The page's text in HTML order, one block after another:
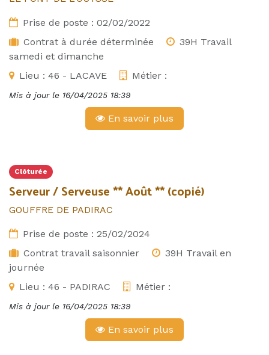
Prise de poste : 02/02/2022
Contrat à durée déterminée
39H Travail
samedi et dimanche
Lieu : 46 - LACAVE Métier :
Mis à jour le 16/04/2025 18:39
En savoir plus
Clôturée
Serveur / Serveuse ** Août ** (copié)
GOUFFRE DE PADIRAC
Prise de poste : 25/02/2024
Contrat travail saisonnier
39H Travail en
journée
Lieu : 46 - PADIRAC Métier :
Mis à jour le 16/04/2025 18:39
En savoir plus